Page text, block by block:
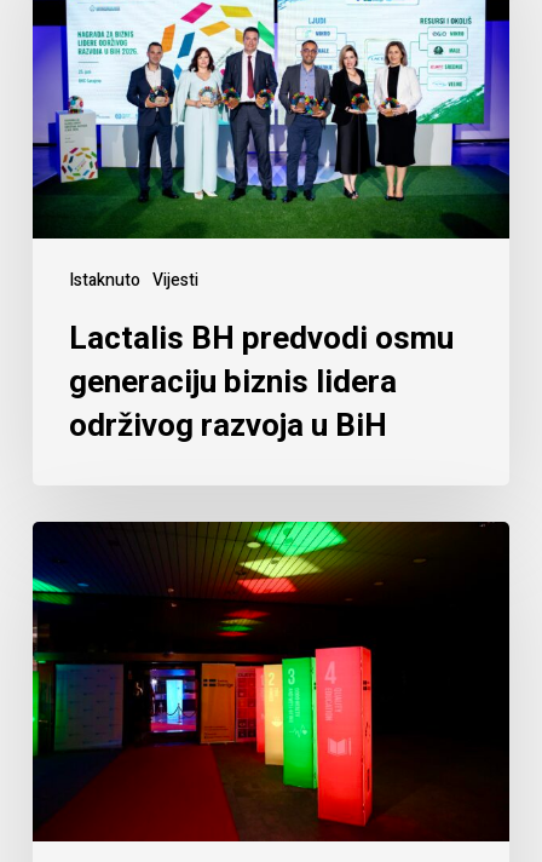
Istaknuto Vijesti
Lactalis BH predvodi osmu
generaciju biznis lidera
održivog razvoja u BiH